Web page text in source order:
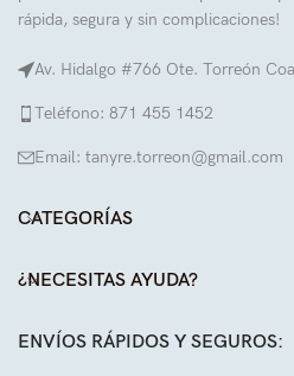
rápida, segura y sin complicaciones!
Av. Hidalgo #766 Ote. Torreón
Teléfono: 871 455 1452
Email: tanyre.torreon@gmail.com
CATEGORÍAS
¿NECESITAS AYUDA?
ENVÍOS RÁPIDOS Y SEGUROS: